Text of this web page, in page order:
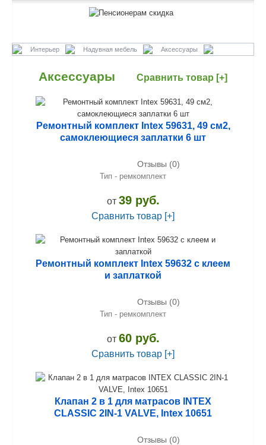
Интерьер Надувная мебель Аксессуары
Аксессуары Сравнить товар [+]
Ремонтный комплект Intex 59631, 49 см2,
самоклеющиеся заплатки 6 шт
Отзывы (0)
Тип - ремкомплект
от 39 руб.
Сравнить товар [+]
Ремонтный комплект Intex 59632 с клеем
и заплаткой
Отзывы (0)
Тип - ремкомплект
от 60 руб.
Сравнить товар [+]
Клапан 2 в 1 для матрасов INTEX
CLASSIC 2IN-1 VALVE, Intex 10651
Отзывы (0)